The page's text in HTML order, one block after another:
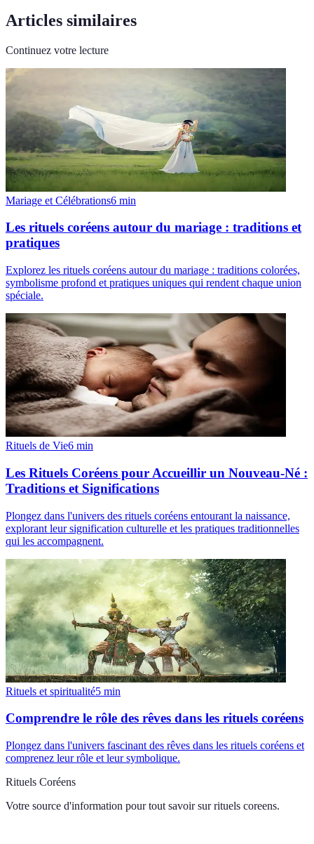
Articles similaires
Continuez votre lecture
Mariage et Célébrations6 min
Les rituels coréens autour du mariage : traditions et
pratiques
Explorez les rituels coréens autour du mariage : traditions colorées,
symbolisme profond et pratiques uniques qui rendent chaque union
spéciale.
Rituels de Vie6 min
Les Rituels Coréens pour Accueillir un Nouveau-Né :
Traditions et Significations
Plongez dans l'univers des rituels coréens entourant la naissance,
explorant leur signification culturelle et les pratiques traditionnelles
qui les accompagnent.
Rituels et spiritualité5 min
Comprendre le rôle des rêves dans les rituels coréens
Plongez dans l'univers fascinant des rêves dans les rituels coréens et
comprenez leur rôle et leur symbolique.
Rituels Coréens
Votre source d'information pour tout savoir sur rituels coreens.